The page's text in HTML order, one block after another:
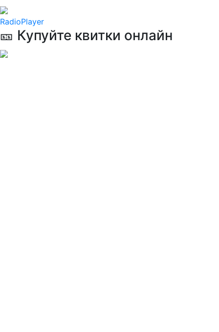
RadioPlayer
🎫 Купуйте квитки онлайн